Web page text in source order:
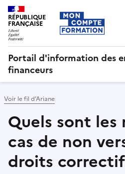
RÉPUBLIQUE
FRANÇAISE
Portail d'information des
financeurs
Voir le fil d’Ariane
Quels sont les
cas de non
droits